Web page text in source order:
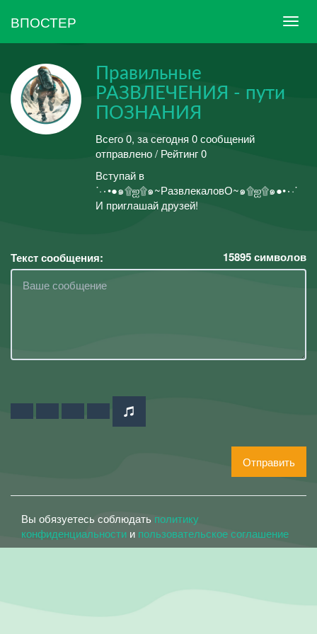
ВПОСТЕР
Правильные
РАЗВЛЕЧЕНИЯ - пути
ПОЗНАНИЯ
Всего 0, за сегодня 0 сообщений
отправлено / Рейтинг 0
Вступай в
˙·٠•●๑۩ஐ۩๑~РазвлекаловО~๑۩ஐ۩๑●•٠·˙
И приглашай друзей!
Текст сообщения: 15895символов
Отправить
Вы обязуетесь соблюдать политику
конфиденциальности и пользовательское соглашение